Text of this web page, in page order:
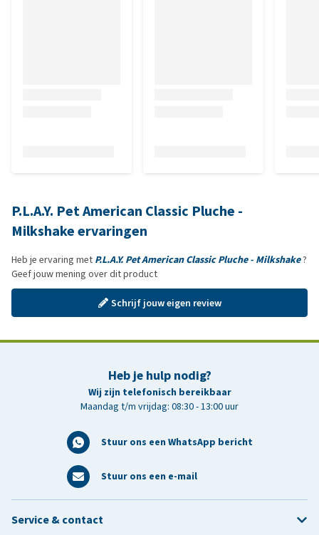
P.L.A.Y. Pet American Classic Pluche -
Milkshake ervaringen
Heb je ervaring met P.L.A.Y. Pet American Classic Pluche - Milkshake?
Geef jouw mening over dit product
Schrijf jouw eigen review
Heb je hulp nodig?
Wij zijn telefonisch bereikbaar
Maandag t/m vrijdag: 08:30 - 13:00 uur
Stuur ons een WhatsApp bericht
Stuur ons een e-mail
Service & contact